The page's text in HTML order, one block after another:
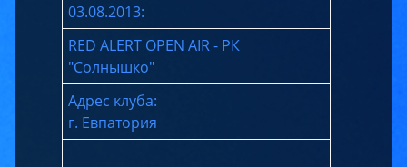
03.08.2013:
RED ALERT OPEN AIR - РК
"Солнышко"
Адрес клуба:
г. Евпатория